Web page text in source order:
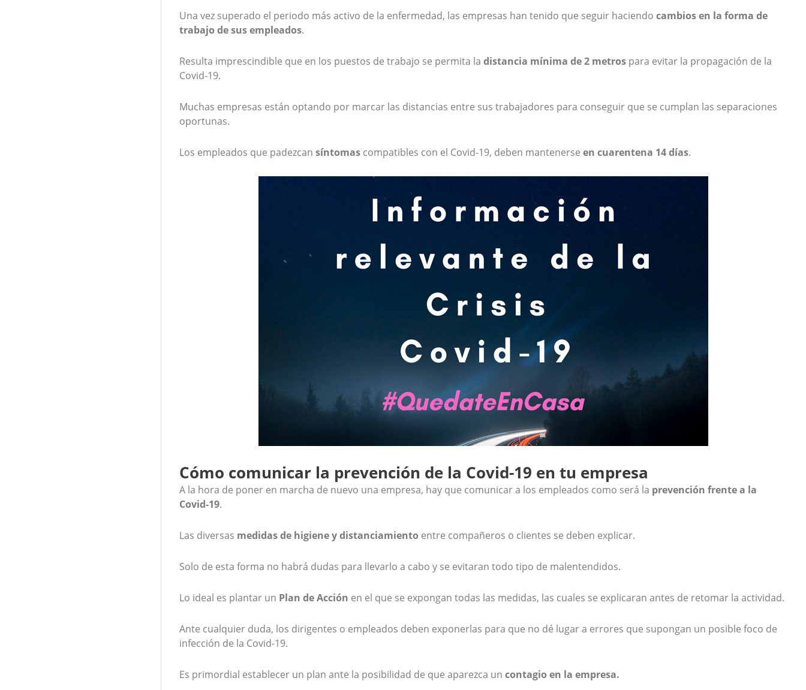
Una vez superado el periodo más activo de la enfermedad, las empresas han tenido que seguir haciendo cambios en la forma de
trabajo de sus empleados.
Resulta imprescindible que en los puestos de trabajo se permita la distancia mínima de 2 metrospara evitar la propagación de la
Covid-19.
Muchas empresas están optando por marcar las distancias entre sus trabajadores para conseguir que se cumplan las separaciones
oportunas.
Los empleados que padezcan síntomas compatibles con el Covid-19, deben mantenerse en cuarentena 14 días.
Cómo comunicar la prevención de la Covid-19 en tu empresa
A la hora de poner en marcha de nuevo una empresa, hay que comunicar a los empleados como será la prevención frente a la
Covid-19.
Las diversas medidas de higiene y distanciamiento entre compañeros o clientes se deben explicar.
Solo de esta forma no habrá dudas para llevarlo a cabo y se evitaran todo tipo de malentendidos.
Lo ideal es plantar un Plan de Acción en el que se expongan todas las medidas, las cuales se explicaran antes de retomar la actividad.
Ante cualquier duda, los dirigentes o empleados deben exponerlas para que no dé lugar a errores que supongan un posible foco de
infección de la Covid-19.
Es primordial establecer un plan ante la posibilidad de que aparezca un contagio en la empresa.